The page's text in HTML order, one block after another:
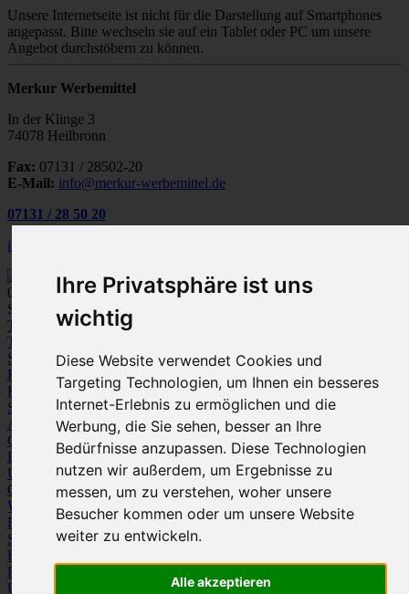
Ihre Privatsphäre ist uns
wichtig
Diese Website verwendet Cookies und
Targeting Technologien, um Ihnen ein besseres
Internet-Erlebnis zu ermöglichen und die
Werbung, die Sie sehen, besser an Ihre
Bedürfnisse anzupassen. Diese Technologien
nutzen wir außerdem, um Ergebnisse zu
messen, um zu verstehen, woher unsere
Besucher kommen oder um unsere Website
weiter zu entwickeln.
Alle akzeptieren
Unsere Internetseite ist nicht für die Darstellung auf Smartphones
angepasst. Bitte wechseln sie auf ein Tablet oder PC um unsere
Angebot durchstöbern zu können.
Merkur Werbemittel
In der Klinge 3
74078 Heilbronn
Fax: 07131 / 28502-20
E-Mail: info@merkur-werbemittel.de
07131 / 28 50 20
info@merkur-werbemittel.de
0
Spezialist für Werbeartikel und Textile Werbung
Textilien
T-Shirts
SweatjackenFleeceBodywarmer/WestenJackenHemden und
Blusen
Pullover / StrickjackenHosen
Kleinkinder-Bekleidung
Sportbekleidung
ArbeitskleidungKrawatten und Tücher
Caps
Mützen und Schals
FrottierwareKissen & Tischwäsche
UnderwearStrümpfe / Socken
Gürtel
Schuhe
Werbeartikel
Büro
SchreibgeräteMedien
Schlüsselanhänger & ChiphalterLanyards, Armbänder & Pins
Haushalt
Freizeit, Reisen, Outdoor
Uhren